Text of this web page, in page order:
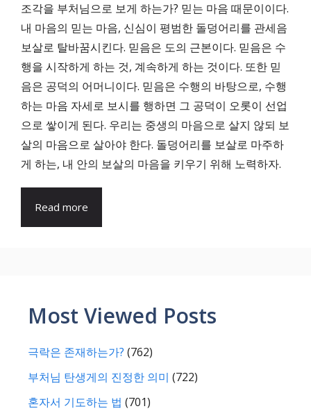
조각을 부처님으로 보게 하는가? 믿는 마음 때문이이다.
내 마음의 믿는 마음, 신심이 평범한 돌덩어리를 관세음
보살로 탈바꿈시킨다. 믿음은 도의 근본이다. 믿음은 수
행을 시작하게 하는 것, 계속하게 하는 것이다. 또한 믿
음은 공덕의 어머니이다. 믿음은 수행의 바탕으로, 수행
하는 마음 자세로 보시를 행하면 그 공덕이 오롯이 선업
으로 쌓이게 된다. 우리는 중생의 마음으로 살지 않되 보
살의 마음으로 살아야 한다. 돌덩어리를 보살로 마주하
게 하는, 내 안의 보살의 마음을 키우기 위해 노력하자.
Read more
Most Viewed Posts
극락은 존재하는가? (762)
부처님 탄생게의 진정한 의미 (722)
혼자서 기도하는 법 (701)